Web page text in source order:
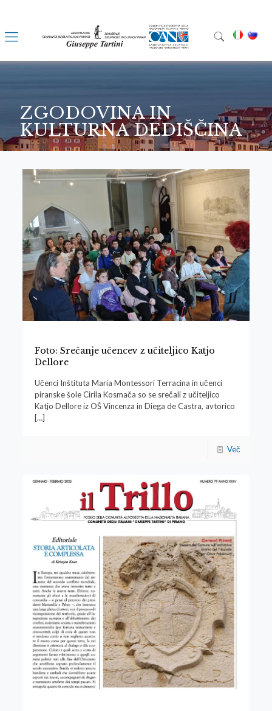
ZGODOVINA IN
KULTURNA DEDIŠČINA
Foto: Srečanje učencev z učiteljico Katjo
Dellore
Učenci Inštituta Maria Montessori Terracina in učenci
piranske šole Cirila Kosmača so se srečali z učiteljico
Katjo Dellore iz OŠ Vincenza in Diega de Castra, avtorico
[…]
Več